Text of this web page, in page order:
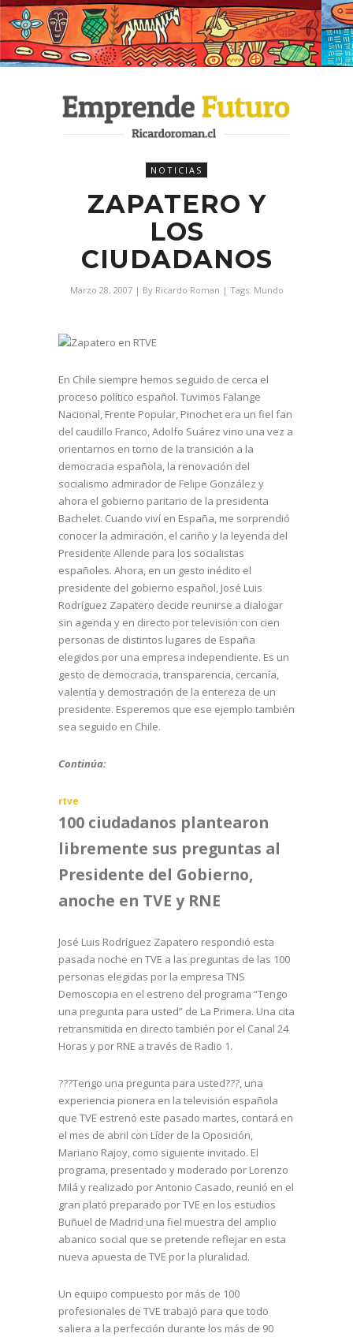
NOTICIAS
ZAPATERO Y
LOS
CIUDADANOS
Marzo 28, 2007 | By Ricardo Roman | Tags: Mundo
En Chile siempre hemos seguido de cerca el
proceso político español. Tuvimos Falange
Nacional, Frente Popular, Pinochet era un fiel fan
del caudillo Franco, Adolfo Suárez vino una vez a
orientarnos en torno de la transición a la
democracia española, la renovación del
socialismo admirador de Felipe González y
ahora el gobierno paritario de la presidenta
Bachelet. Cuando viví en España, me sorprendió
conocer la admiración, el cariño y la leyenda del
Presidente Allende para los socialistas
españoles. Ahora, en un gesto inédito el
presidente del gobierno español, José Luis
Rodríguez Zapatero decide reunirse a dialogar
sin agenda y en directo por televisión con cien
personas de distintos lugares de España
elegidos por una empresa independiente. Es un
gesto de democracia, transparencia, cercanía,
valentía y demostración de la entereza de un
presidente. Esperemos que ese ejemplo también
sea seguido en Chile.
Continúa:
rtve
100 ciudadanos plantearon
libremente sus preguntas al
Presidente del Gobierno,
anoche en TVE y RNE
José Luis Rodríguez Zapatero respondió esta
pasada noche en TVE a las preguntas de las 100
personas elegidas por la empresa TNS
Demoscopia en el estreno del programa “Tengo
una pregunta para usted” de La Primera. Una cita
retransmitida en directo también por el Canal 24
Horas y por RNE a través de Radio 1.
???Tengo una pregunta para usted???, una
experiencia pionera en la televisión española
que TVE estrenó este pasado martes, contará en
el mes de abril con Líder de la Oposición,
Mariano Rajoy, como siguiente invitado. El
programa, presentado y moderado por Lorenzo
Milá y realizado por Antonio Casado, reunió en el
gran plató preparado por TVE en los estudios
Buñuel de Madrid una fiel muestra del amplio
abanico social que se pretende reflejar en esta
nueva apuesta de TVE por la pluralidad.
Un equipo compuesto por más de 100
profesionales de TVE trabajó para que todo
saliera a la perfección durante los más de 90